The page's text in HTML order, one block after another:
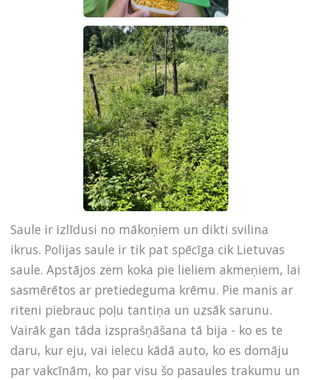
Saule ir izlīdusi no mākoņiem un dikti svilina
ikrus. Polijas saule ir tik pat spēcīga cik Lietuvas
saule. Apstājos zem koka pie lieliem akmeņiem, lai
sasmērētos ar pretiedeguma krēmu. Pie manis ar
riteni piebrauc poļu tantiņa un uzsāk sarunu.
Vairāk gan tāda izsprašņāšana tā bija - ko es te
daru, kur eju, vai ielecu kādā auto, ko es domāju
par vakcīnām, ko par visu šo pasaules trakumu un